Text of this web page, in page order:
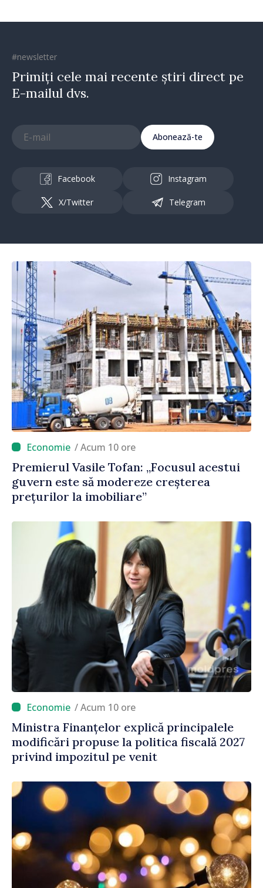
#newsletter
Primiți cele mai recente știri direct pe
E-mailul dvs.
Abonează-te
Facebook Instagram
X/Twitter Telegram
/ Acum 10 ore
Premierul Vasile Tofan: „Focusul acestui
guvern este să modereze creșterea
prețurilor la imobiliare”
/ Acum 10 ore
Ministra Finanțelor explică principalele
modificări propuse la politica fiscală 2027
privind impozitul pe venit